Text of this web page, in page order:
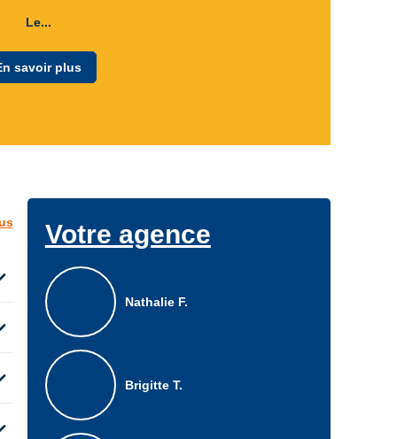
Le...
savoir plus
Votre agence
Nathalie F.
Brigitte T.